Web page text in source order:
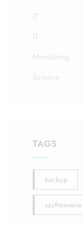
IT
IT
Monitoring
Science
TAGS
backup
szyfrowanie